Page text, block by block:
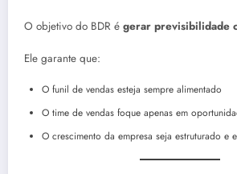
O objetivo do BDR é gerar previsibilidade
Ele garante que:
O funil de vendas esteja sempre alimentado
O time de vendas foque apenas em
O crescimento da empresa seja estruturado e